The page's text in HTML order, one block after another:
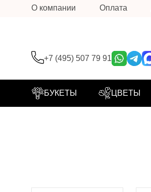
О компании Оплата
+7 (495) 507 79 91
БУКЕТЫ ЦВЕТЫ